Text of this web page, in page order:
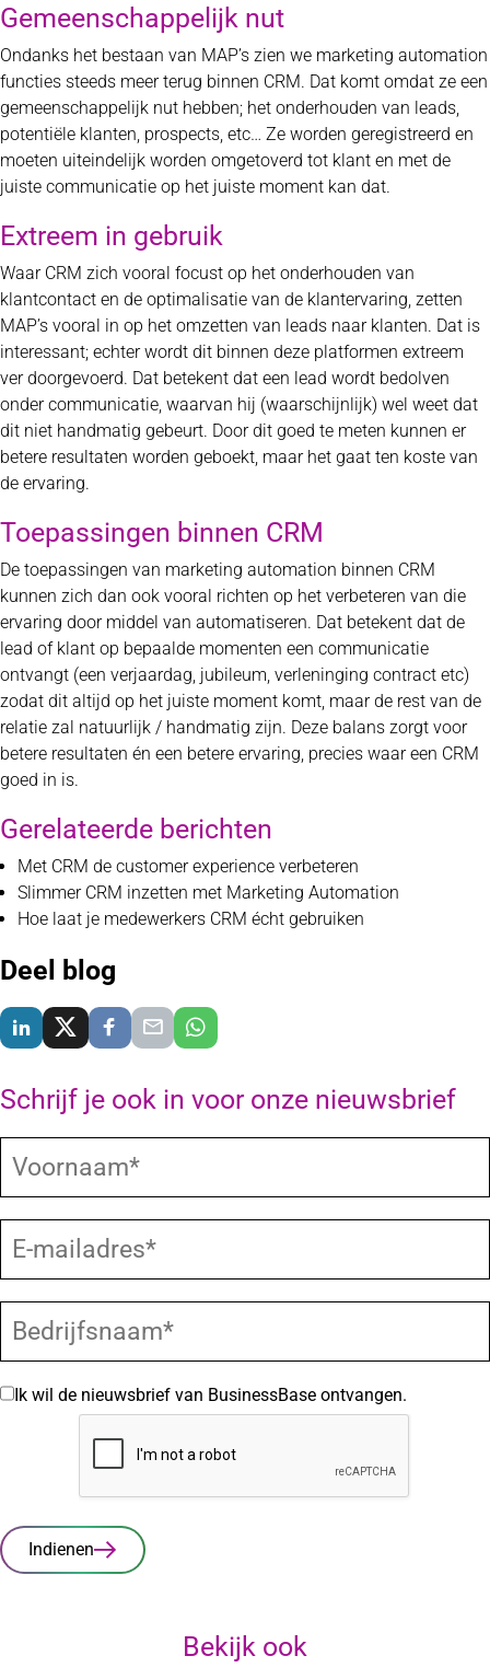
Gemeenschappelijk nut
Ondanks het bestaan van MAP’s zien we marketing automation
functies steeds meer terug binnen CRM. Dat komt omdat ze een
gemeenschappelijk nut hebben; het onderhouden van leads,
potentiële klanten, prospects, etc… Ze worden geregistreerd en
moeten uiteindelijk worden omgetoverd tot klant en met de
juiste communicatie op het juiste moment kan dat.
Extreem in gebruik
Waar CRM zich vooral focust op het onderhouden van
klantcontact en de optimalisatie van de klantervaring, zetten
MAP’s vooral in op het omzetten van leads naar klanten. Dat is
interessant; echter wordt dit binnen deze platformen extreem
ver doorgevoerd. Dat betekent dat een lead wordt bedolven
onder communicatie, waarvan hij (waarschijnlijk) wel weet dat
dit niet handmatig gebeurt. Door dit goed te meten kunnen er
betere resultaten worden geboekt, maar het gaat ten koste van
de ervaring.
Toepassingen binnen CRM
De toepassingen van marketing automation binnen CRM
kunnen zich dan ook vooral richten op het verbeteren van die
ervaring door middel van automatiseren. Dat betekent dat de
lead of klant op bepaalde momenten een communicatie
ontvangt (een verjaardag, jubileum, verleninging contract etc)
zodat dit altijd op het juiste moment komt, maar de rest van de
relatie zal natuurlijk / handmatig zijn. Deze balans zorgt voor
betere resultaten én een betere ervaring, precies waar een CRM
goed in is.
Gerelateerde berichten
Met CRM de customer experience verbeteren
Slimmer CRM inzetten met Marketing Automation
Hoe laat je medewerkers CRM écht gebruiken
Deel blog
Delen via LinkedIn
Delen via XDelen via Facebook
Delen via E-Mail
Delen via WhatsApp
Schrijf je ook in voor onze nieuwsbrief
Ik wil de nieuwsbrief van BusinessBase ontvangen.
Indienen
Bekijk ook